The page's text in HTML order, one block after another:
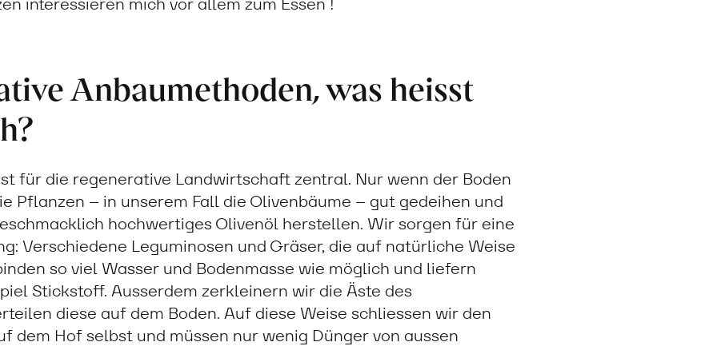
Anbaumethoden, was heisst
für die regenerative Landwirtschaft zentral. Nur wenn der Boden
Pflanzen – in unserem Fall die Olivenbäume – gut gedeihen und
hochwertiges Olivenöl herstellen. Wir sorgen für eine
Verschiedene Leguminosen und Gräser, die auf natürliche Weise
so viel Wasser und Bodenmasse wie möglich und liefern
Stickstoff. Ausserdem zerkleinern wir die Äste des
diese auf dem Boden. Auf diese Weise schliessen wir den
dem Hof selbst und müssen nur wenig Dünger von aussen